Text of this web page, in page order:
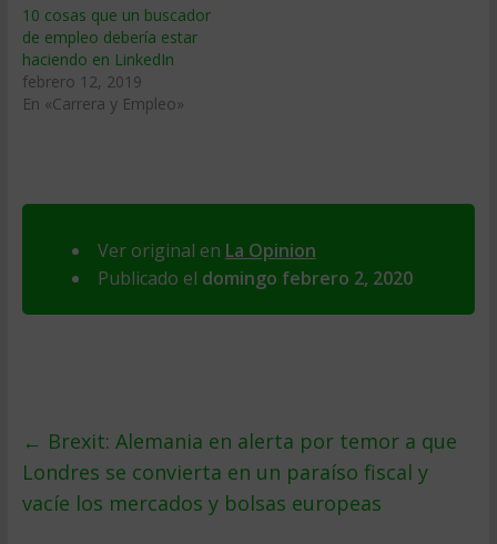
10 cosas que un buscador
de empleo debería estar
haciendo en LinkedIn
febrero 12, 2019
En «Carrera y Empleo»
Ver original en La Opinion
Publicado el domingo febrero 2, 2020
← Brexit: Alemania en alerta por temor a que
Londres se convierta en un paraíso fiscal y
vacíe los mercados y bolsas europeas